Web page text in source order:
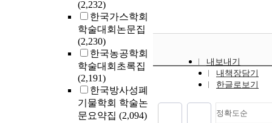
(2,232)
한국가스학회
학술대회논문집
(2,230)
한국농공학회
학술대회초록집
(2,191)
한국방사성폐
기물학회 학술논
문요약집 (2,094)
내보내기
내책장담기
한글로보기
정확도순